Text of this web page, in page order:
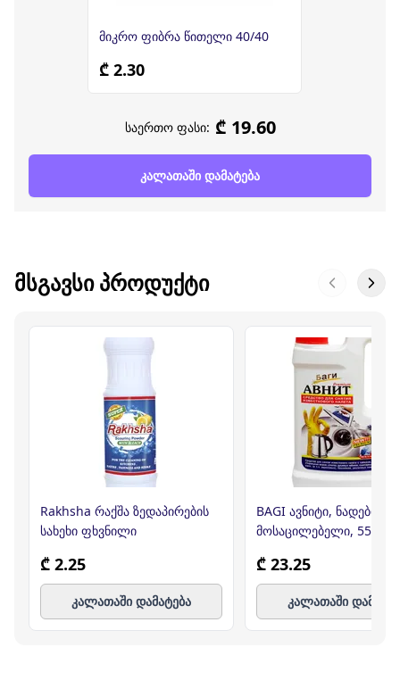
მიკრო ფიბრა წითელი 40/40
₾ 2.30
საერთო ფასი: ₾ 19.60
კალათაში დამატება
ᲛᲡᲒᲐᲕᲡᲘ ᲞᲠᲝᲓᲣᲥᲢᲘ
Rakhsha რაქშა ზედაპირების
სახეხი ფხვნილი
₾ 2.25
კალათაში დამატება
BAGI ავნიტი, ნადების
მოსაცილებელი, 550მლ
₾ 23.25
კალათაში